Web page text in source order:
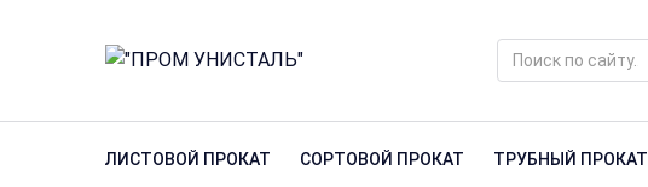
ЛИСТОВОЙ ПРОКАТ СОРТОВОЙ ПРОКАТ ТРУБНЫЙ ПРОКАТ